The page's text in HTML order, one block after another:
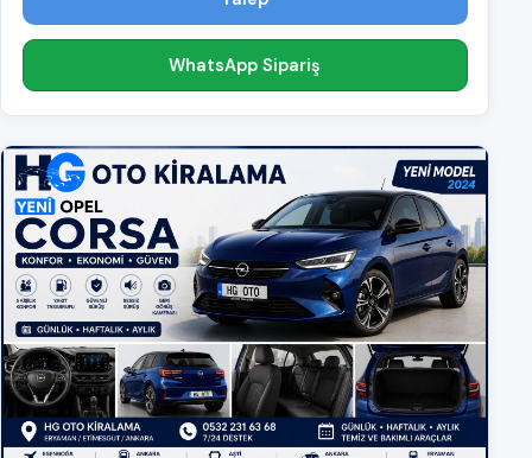
WhatsApp Sipariş